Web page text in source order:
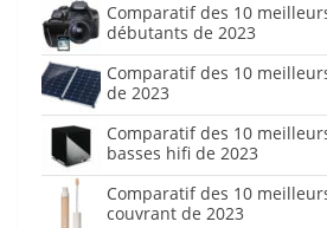
Comparatif des 10
débutants de 2023
Comparatif des 10
de 2023
Comparatif des 10
basses hifi de 2023
Comparatif des 10
couvrant de 2023